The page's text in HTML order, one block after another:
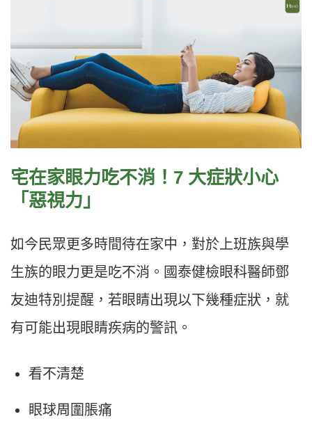
宅在家眼力吃不消！7 大症狀小心
「惡視力」
如今民眾更多時間待在家中，對於上班族與學
生族的眼力更是吃不消。國泰健檢眼科醫師鄧
友迪特別提醒，若眼睛出現以下幾種症狀，就
有可能出現眼睛疾病的警訊。
看不清楚
眼球周圍脹痛